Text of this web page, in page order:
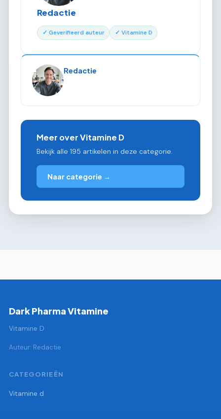
Redactie
✓ Geverifieerd auteur ✓ Vitamine D
Redactie
Meer over Vitamine D
Bekijk alle 195 artikelen in deze categorie.
Naar categorie →
Dark Pharma Vitamine
Vitamine D
Auteur: Redactie
CATEGORIEËN
Vitamine d